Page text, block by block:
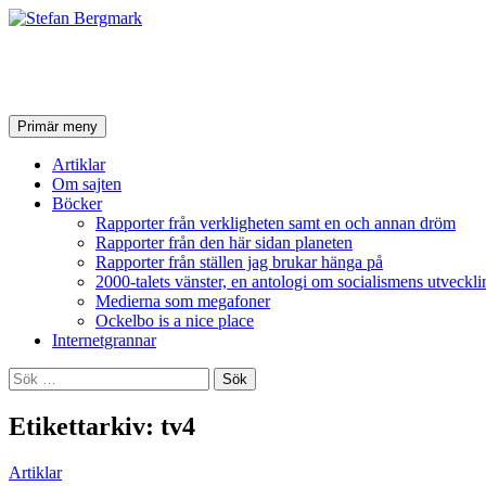
SökPrimär meny Hoppa
till
innehåll
Artiklar
Om sajten
Böcker
Rapporter från verkligheten samt en och annan dröm
Rapporter från den här sidan planeten
Rapporter från ställen jag brukar hänga på
2000-talets vänster, en antologi om socialismens
Medierna som megafoner
Ockelbo is a nice place
Internetgrannar
Sök
efter:
Etikettarkiv: tv4
Artiklar